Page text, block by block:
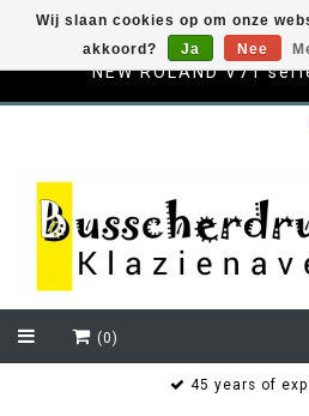
NEW ROLAND V71
(0)
45 years of
Wij slaan cookies op om onze
akkoord?
Ja Nee